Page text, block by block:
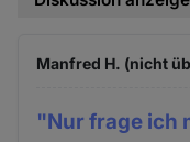
Manfred H. (nicht
"Nur frage ich